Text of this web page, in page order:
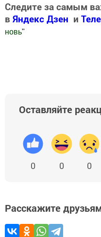
Следите за самым
в Яндекс Дзен и
новь"
Оставляйте
0 0 0
Расскажите